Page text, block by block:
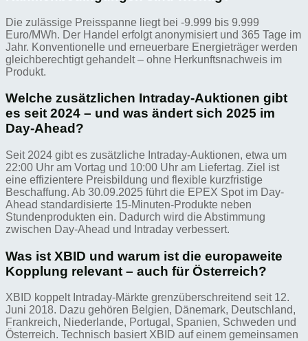
Die zulässige Preisspanne liegt bei -9.999 bis 9.999
Euro/MWh. Der Handel erfolgt anonymisiert und 365 Tage im
Jahr. Konventionelle und erneuerbare Energieträger werden
gleichberechtigt gehandelt – ohne Herkunftsnachweis im
Produkt.
Welche zusätzlichen Intraday-Auktionen gibt
es seit 2024 – und was ändert sich 2025 im
Day-Ahead?
Seit 2024 gibt es zusätzliche Intraday-Auktionen, etwa um
22:00 Uhr am Vortag und 10:00 Uhr am Liefertag. Ziel ist
eine effizientere Preisbildung und flexible kurzfristige
Beschaffung. Ab 30.09.2025 führt die EPEX Spot im Day-
Ahead standardisierte 15‑Minuten-Produkte neben
Stundenprodukten ein. Dadurch wird die Abstimmung
zwischen Day-Ahead und Intraday verbessert.
Was ist XBID und warum ist die europaweite
Kopplung relevant – auch für Österreich?
XBID koppelt Intraday-Märkte grenzüberschreitend seit 12.
Juni 2018. Dazu gehören Belgien, Dänemark, Deutschland,
Frankreich, Niederlande, Portugal, Spanien, Schweden und
Österreich. Technisch basiert XBID auf einem gemeinsamen